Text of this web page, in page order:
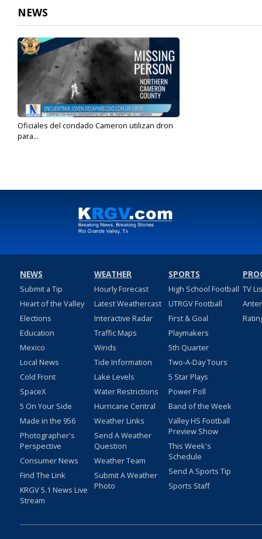
NEWS
Oficiales del condado Cameron utilizan dron
para...
NEWS
Submit a Tip
Heart of the Valley
Elections
Education
Mexico
Local News
Cold Front
SpaceX
5 On Your Side
Made in the 956
Photographer's
Perspective
Consumer News
Find The Link
KRGV 5.1 News Live
Stream
WEATHER
Hourly Forecast
Latest Weathercast
Interactive Radar
Traffic Maps
Winds
Tide Information
Lake Levels
Water Restrictions
Hurricane Central
Weather Links
Send A Weather
Question
Weather Team
Submit A Weather
Photo
SPORTS
High School Football
UTRGV Football
First & Goal
Playmakers
5th Quarter
Two-A-Day Tours
5 Star Plays
Power Poll
Band of the Week
Valley HS Football
Preview Show
This Week's
Schedule
Send A Sports Tip
Sports Staff
TV